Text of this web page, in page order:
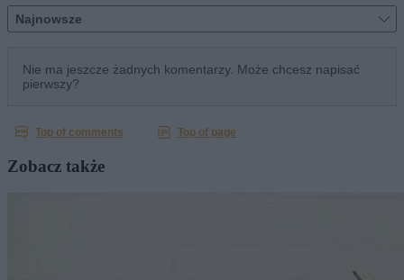
Zobacz także